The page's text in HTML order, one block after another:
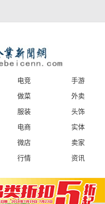
电竞
手游
做菜
外卖
服装
头饰
电商
实体
微店
卖家
行情 资讯